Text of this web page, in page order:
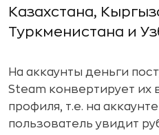
Казахстана,
Туркменистана и
На аккаунты деньги
Steam конвертирует их
профиля, т.е. на
пользователь увидит